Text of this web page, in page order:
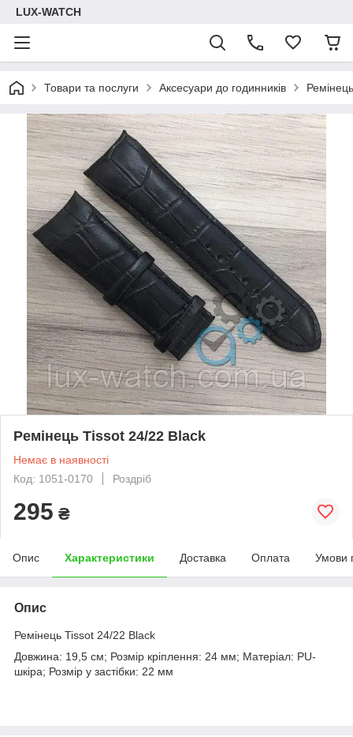
LUX-WATCH
Товари та послуги Аксесуари до годинників
Ремінець Tissot 24/22 Black
Немає в наявності
Код: 1051-0170
Роздріб
295 ₴
Опис Характеристики Доставка Оплата Умови
Опис
Ремінець Tissot 24/22 Black
Довжина: 19,5 см; Розмір кріплення: 24 мм; Матеріал: PU-
шкіра; Розмір у застібки: 22 мм